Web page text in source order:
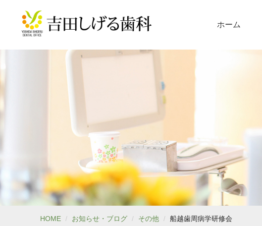
ホーム
HOME お知らせ・ブログ その他 船越歯周病学研修会